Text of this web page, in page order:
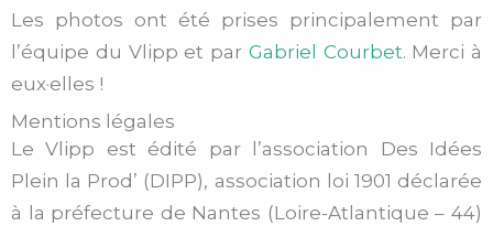
Les photos ont été prises principalement par
l’équipe du Vlipp et par Gabriel Courbet. Merci à
eux·elles !
Mentions légales
Le Vlipp est édité par l’association Des Idées
Plein la Prod’ (DIPP), association loi 1901 déclarée
à la préfecture de Nantes (Loire-Atlantique – 44)